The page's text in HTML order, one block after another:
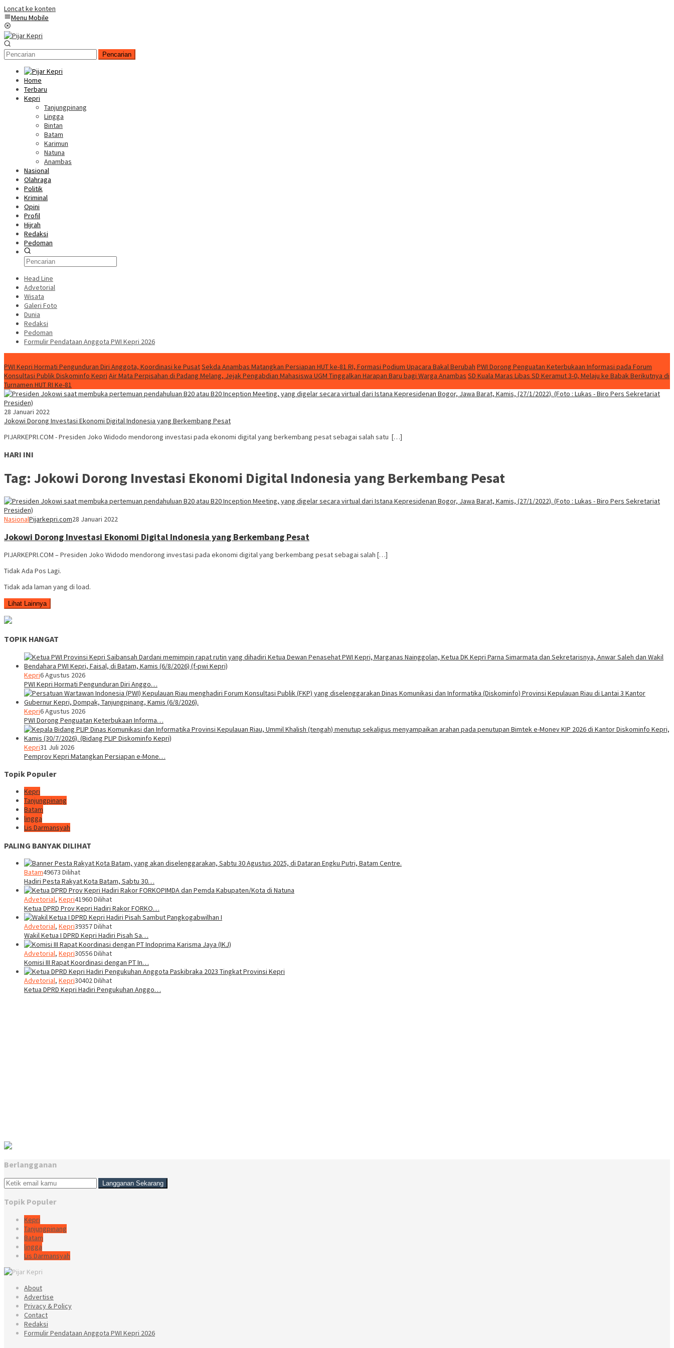
Loncat ke konten
Menu Mobile
Pencarian
Home
Terbaru
Kepri
Tanjungpinang
Lingga
Bintan
Batam
Karimun
Natuna
Anambas
Nasional
Olahraga
Politik
Kriminal
Opini
Profil
Hijrah
Redaksi
Pedoman
Head Line
Advetorial
Wisata
Galeri Foto
Dunia
Redaksi
Pedoman
Formulir Pendataan Anggota PWI Kepri 2026
PWI Kepri Hormati Pengunduran Diri Anggota, Koordinasi ke PusatSekda Anambas Matangkan Persiapan HUT ke-81 RI, Formasi Podium Upacara Bakal Berubah PWI Dorong Penguatan Keterbukaan Informasi pada Forum
Konsultasi Publik Diskominfo Kepri Air Mata Perpisahan di Padang Melang, Jejak Pengabdian Mahasiswa UGM Tinggalkan Harapan Baru bagi Warga Anambas SD Kuala Maras Libas SD Keramut 3-0, Melaju ke Babak Berikutnya di
Turnamen HUT RI Ke-81
28 Januari 2022
Jokowi Dorong Investasi Ekonomi Digital Indonesia yang Berkembang Pesat
PIJARKEPRI.COM - Presiden Joko Widodo mendorong investasi pada ekonomi digital yang berkembang pesat sebagai salah satu […]
HARI INI
Tag: Jokowi Dorong Investasi Ekonomi Digital Indonesia yang Berkembang Pesat
NasionalPijarkepri.com28 Januari 2022
Jokowi Dorong Investasi Ekonomi Digital Indonesia yang Berkembang Pesat
PIJARKEPRI.COM – Presiden Joko Widodo mendorong investasi pada ekonomi digital yang berkembang pesat sebagai salah […]
Tidak Ada Pos Lagi.
Tidak ada laman yang di load.
Lihat Lainnya
TOPIK HANGAT
Kepri6 Agustus 2026
PWI Kepri Hormati Pengunduran Diri Anggo…
Kepri6 Agustus 2026
PWI Dorong Penguatan Keterbukaan Informa…
Kepri31 Juli 2026
Pemprov Kepri Matangkan Persiapan e-Mone…
Topik Populer
Kepri
Tanjungpinang
Batam
lingga
Lis Darmansyah
PALING BANYAK DILIHAT
Batam49673 Dilihat
Hadiri Pesta Rakyat Kota Batam, Sabtu 30…
Advetorial, Kepri41960 Dilihat
Ketua DPRD Prov Kepri Hadiri Rakor FORKO…
Advetorial, Kepri39357 Dilihat
Wakil Ketua I DPRD Kepri Hadiri Pisah Sa…
Advetorial, Kepri30556 Dilihat
Komisi III Rapat Koordinasi dengan PT In…
Advetorial, Kepri30402 Dilihat
Ketua DPRD Kepri Hadiri Pengukuhan Anggo…
Berlangganan
Topik Populer
Kepri
Tanjungpinang
Batam
lingga
Lis Darmansyah
About
Advertise
Privacy & Policy
Contact
Redaksi
Formulir Pendataan Anggota PWI Kepri 2026